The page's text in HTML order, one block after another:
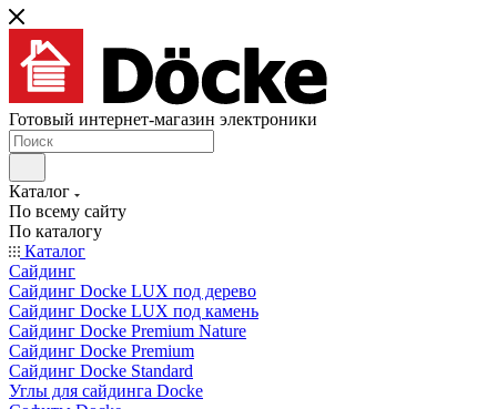
Готовый интернет-магазин электроники
Каталог
По всему сайту
По каталогу
Каталог
Сайдинг
Сайдинг Docke LUX под дерево
Сайдинг Docke LUX под камень
Сайдинг Docke Premium Nature
Сайдинг Docke Premium
Сайдинг Docke Standard
Углы для сайдинга Docke